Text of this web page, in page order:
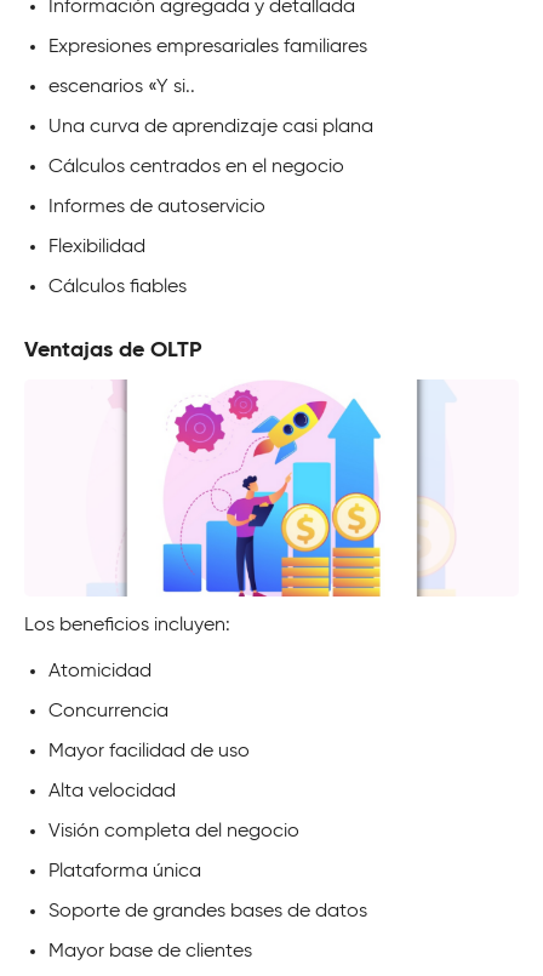
Información agregada y detallada
Expresiones empresariales familiares
escenarios «Y si..
Una curva de aprendizaje casi plana
Cálculos centrados en el negocio
Informes de autoservicio
Flexibilidad
Cálculos fiables
Ventajas de OLTP
Los beneficios incluyen:
Atomicidad
Concurrencia
Mayor facilidad de uso
Alta velocidad
Visión completa del negocio
Plataforma única
Soporte de grandes bases de datos
Mayor base de clientes